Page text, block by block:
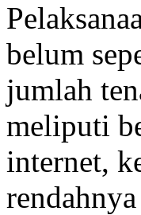
belum
jumlah
meliputi
internet,